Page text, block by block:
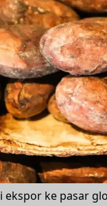
ke pasar